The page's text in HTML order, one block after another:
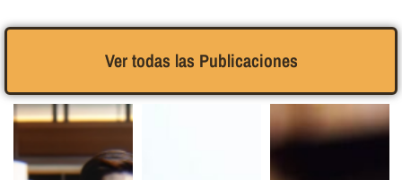
Ver todas las Publicaciones